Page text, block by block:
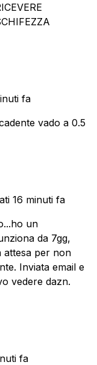
fa
vado a 0.5
16 minuti fa
un
da 7gg,
attesa per non
Inviata email e
vedere dazn.
fa